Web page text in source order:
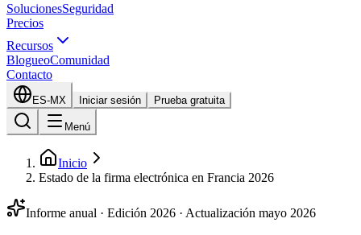
SolucionesSeguridad
Precios
Recursos
BlogueoComunidad
Contacto
ES-MX Iniciar sesión Prueba gratuita
Menú
Inicio
Estado de la firma electrónica en Francia 2026
Informe anual · Edición 2026 · Actualización mayo 2026